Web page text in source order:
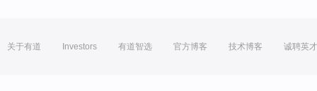
关于有道 Investors 有道智选 官方博客 技术博客 诚聘英才